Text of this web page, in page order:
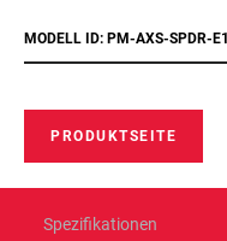
MODELL ID: PM-AXS-SPDR-E1
PRODUKTSEITE
Spezifikationen